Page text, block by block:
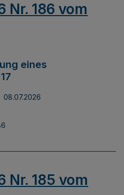
Nr. 186 vom
eines
08.07.2026
Nr. 185 vom